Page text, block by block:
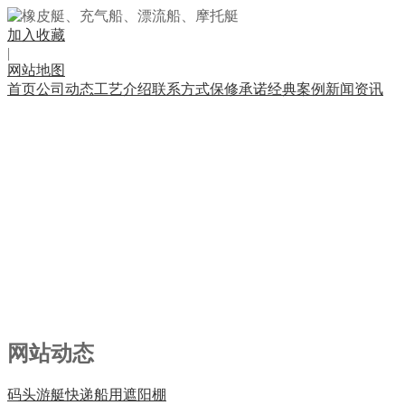
加入收藏
|
网站地图
首页公司动态工艺介绍联系方式保修承诺经典案例 新闻资讯
网站动态
码头游艇快递船用遮阳棚